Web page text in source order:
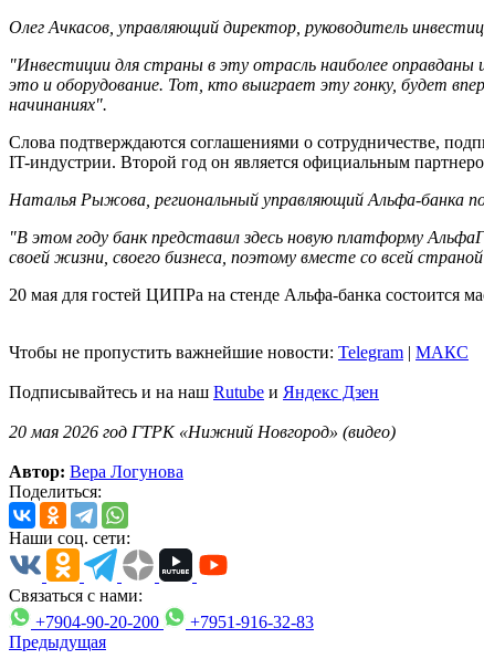
Олег Ачкасов, управляющий директор, руководитель
"Инвестиции для страны в эту отрасль наиболее
это и оборудование. Тот, кто выиграет эту гонку, будет
начинаниях".
Слова подтверждаются соглашениями о сотрудничестве,
IT-индустрии. Второй год он является официальным
Наталья Рыжова, региональный управляющий Альфа-банка
"В этом году банк представил здесь новую платформу
своей жизни, своего бизнеса, поэтому вместе со всей
20 мая для гостей ЦИПРа на стенде Альфа-банка состоится
Чтобы не пропустить важнейшие новости: Telegram | MAКС
Подписывайтесь и на наш Rutube и Яндекс Дзен
20 мая 2026 год ГТРК «Нижний Новгород» (видео)
Автор: Вера Логунова
Поделиться:
Наши соц. сети:
Связаться с нами:
+7904-90-20-200
+7951-916-32-83
Предыдущая